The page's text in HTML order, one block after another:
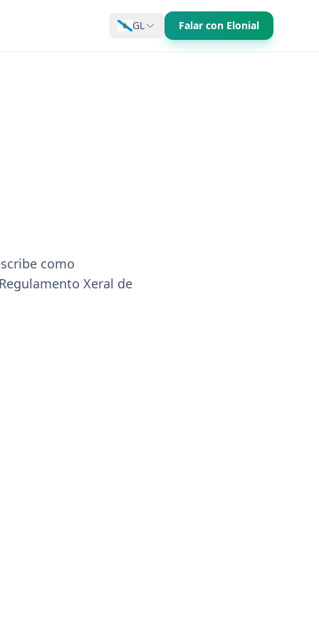
GL Falar con Elonial
como
Xeral de